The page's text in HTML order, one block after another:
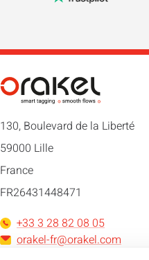
130, Boulevard de la Liberté
59000 Lille
France
FR26431448471
+33 3 28 82 08 05
orakel-fr@orakel.com